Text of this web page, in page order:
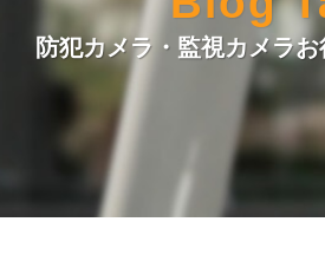
防犯カメラ・監視カメラ